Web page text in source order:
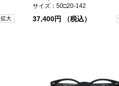
拡大
サイズ：50□20-142
37,400円 （税込）